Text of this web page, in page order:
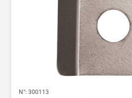
N°: 300113